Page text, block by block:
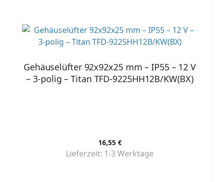
Gehäuselüfter 92x92x25 mm – IP55 – 12 V
– 3-polig – Titan TFD-9225HH12B/KW(BX)
16,55 €
Lieferzeit: 1-3 Werktage